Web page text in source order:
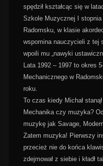
spędził kształcąc się w
Szkole Muzycznej I
Radomsku, w klasie
wspomina nauczycieli z tej
wpoili mu „nawyki
Lata 1992 – 1997 to okres
Mechanicznego w
roku.
To czas kiedy Michał
Mechanika czy muzyka?
muzykę jak Savage,
Zatem muzyka! Pierwszy
przecież nie do końca
zdejmował z siebie i kładł